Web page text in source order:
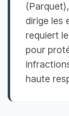
dirige les
requiert
pour
haute